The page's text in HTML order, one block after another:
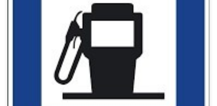
O aumento de prezo continuado ten relación coa
recuperación dos prezos do petróleo que sinala o barril de
cru Brent. O ano 2021, para os carburantes comezou da
mesma maneira que finalizou 2020: aumentando o seu
prezo. Desde novembro é un 5,4% máis caro como
consecuencia da espiral alcista que […]